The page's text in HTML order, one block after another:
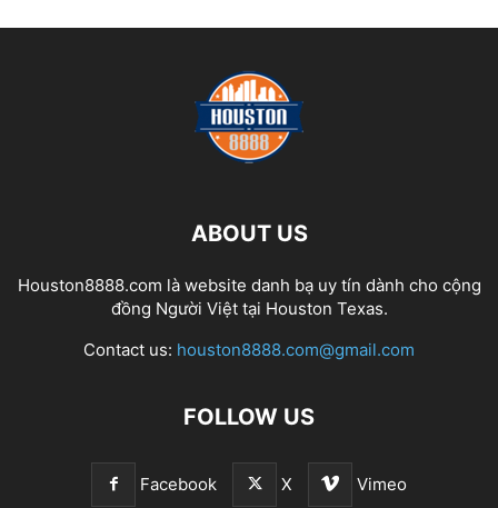
ABOUT US
Houston8888.com là website danh bạ uy tín dành cho cộng
đồng Người Việt tại Houston Texas.
Contact us: houston8888.com@gmail.com
FOLLOW US
Facebook X Vimeo